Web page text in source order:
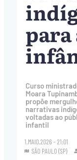
para
Curso
Moara
propõe
narrativas
voltadas ao
infantil
1.MAIO.2026 - 21:01
SÃO PAULO (SP)